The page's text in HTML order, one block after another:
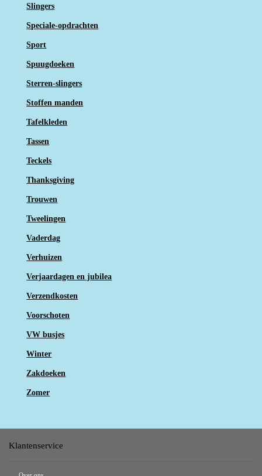
Slingers
Speciale-opdrachten
Sport
Spuugdoeken
Sterren-slingers
Stoffen manden
Tafelkleden
Tassen
Teckels
Thanksgiving
Trouwen
Tweelingen
Vaderdag
Verhuizen
Verjaardagen en jubilea
Verzendkosten
Voorschoten
VW busjes
Winter
Zakdoeken
Zomer
Klantenservice